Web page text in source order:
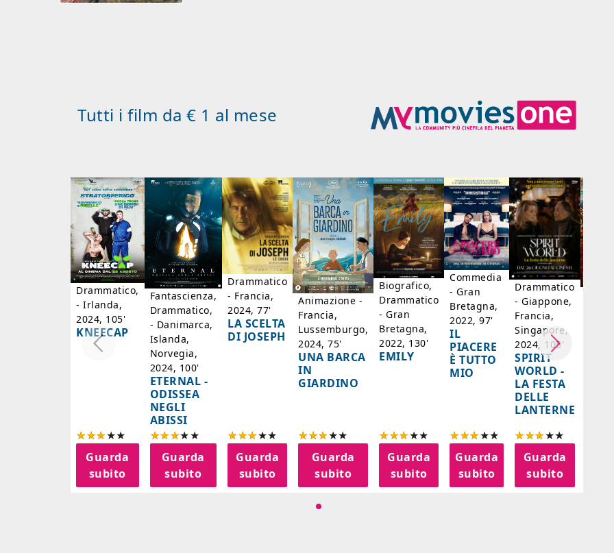
Tutti i film da € 1 al mese
Drammatico,
- Irlanda,
2024, 105'
KNEECAP
Guarda
subito
Fantascienza,
Drammatico,
- Danimarca,
Islanda,
Norvegia,
2024, 100'
ETERNAL -
ODISSEA
NEGLI
ABISSI
Guarda
subito
Drammatico
- Francia,
2024, 77'
LA SCELTA
DI JOSEPH
Guarda
subito
Animazione -
Francia,
Lussemburgo,
2024, 75'
UNA BARCA
IN
GIARDINO
Guarda
subito
Biografico,
Drammatico
- Gran
Bretagna,
2022, 130'
EMILY
Guarda
subito
Commedia
- Gran
Bretagna,
2022, 97'
IL
PIACERE
È TUTTO
MIO
Guarda
subito
Drammatico
- Giappone,
Francia,
Singapore,
2024, 105'
SPIRIT
WORLD -
LA FESTA
DELLE
LANTERNE
Guarda
subito